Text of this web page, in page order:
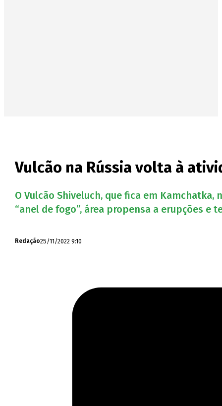
Vulcão na Rússia volta à
O Vulcão Shiveluch, que fica em
“anel de fogo”, área propensa a erupções e
Redação25/11/2022 9:10